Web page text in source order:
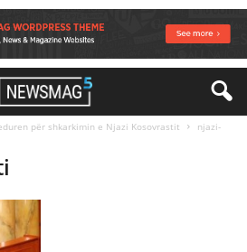
për shkarkimin e Njazi Kosovrastit
njazi-